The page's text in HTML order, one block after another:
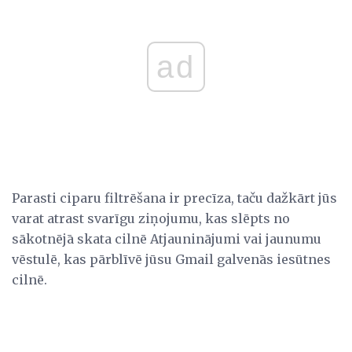
ad
Parasti ciparu filtrēšana ir precīza, taču dažkārt jūs
varat atrast svarīgu ziņojumu, kas slēpts no
sākotnējā skata cilnē Atjauninājumi vai jaunumu
vēstulē, kas pārblīvē jūsu Gmail galvenās iesūtnes
cilnē.